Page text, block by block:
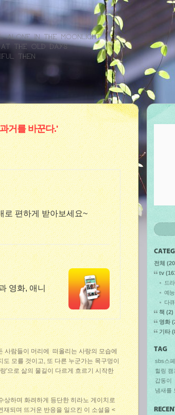
거를 바꾼다.'
로 편하게 받아보세요~
영화, 애니
사람들이 머리에 떠올리는 사랑의 모습에
모를 것이고, 또 다른 누군가는 목구멍이
'으로 삶의 물길이 다르게 흐르기 시작한
하며 화려하게 등단한 히라노 게이치로
되며 뜨거운 반응을 일으킨 이 소설을 <
전체
tv
드
예능
다큐
책 (2)
영화
기타
sbs스
힐링 캠
갑동이
냄새를